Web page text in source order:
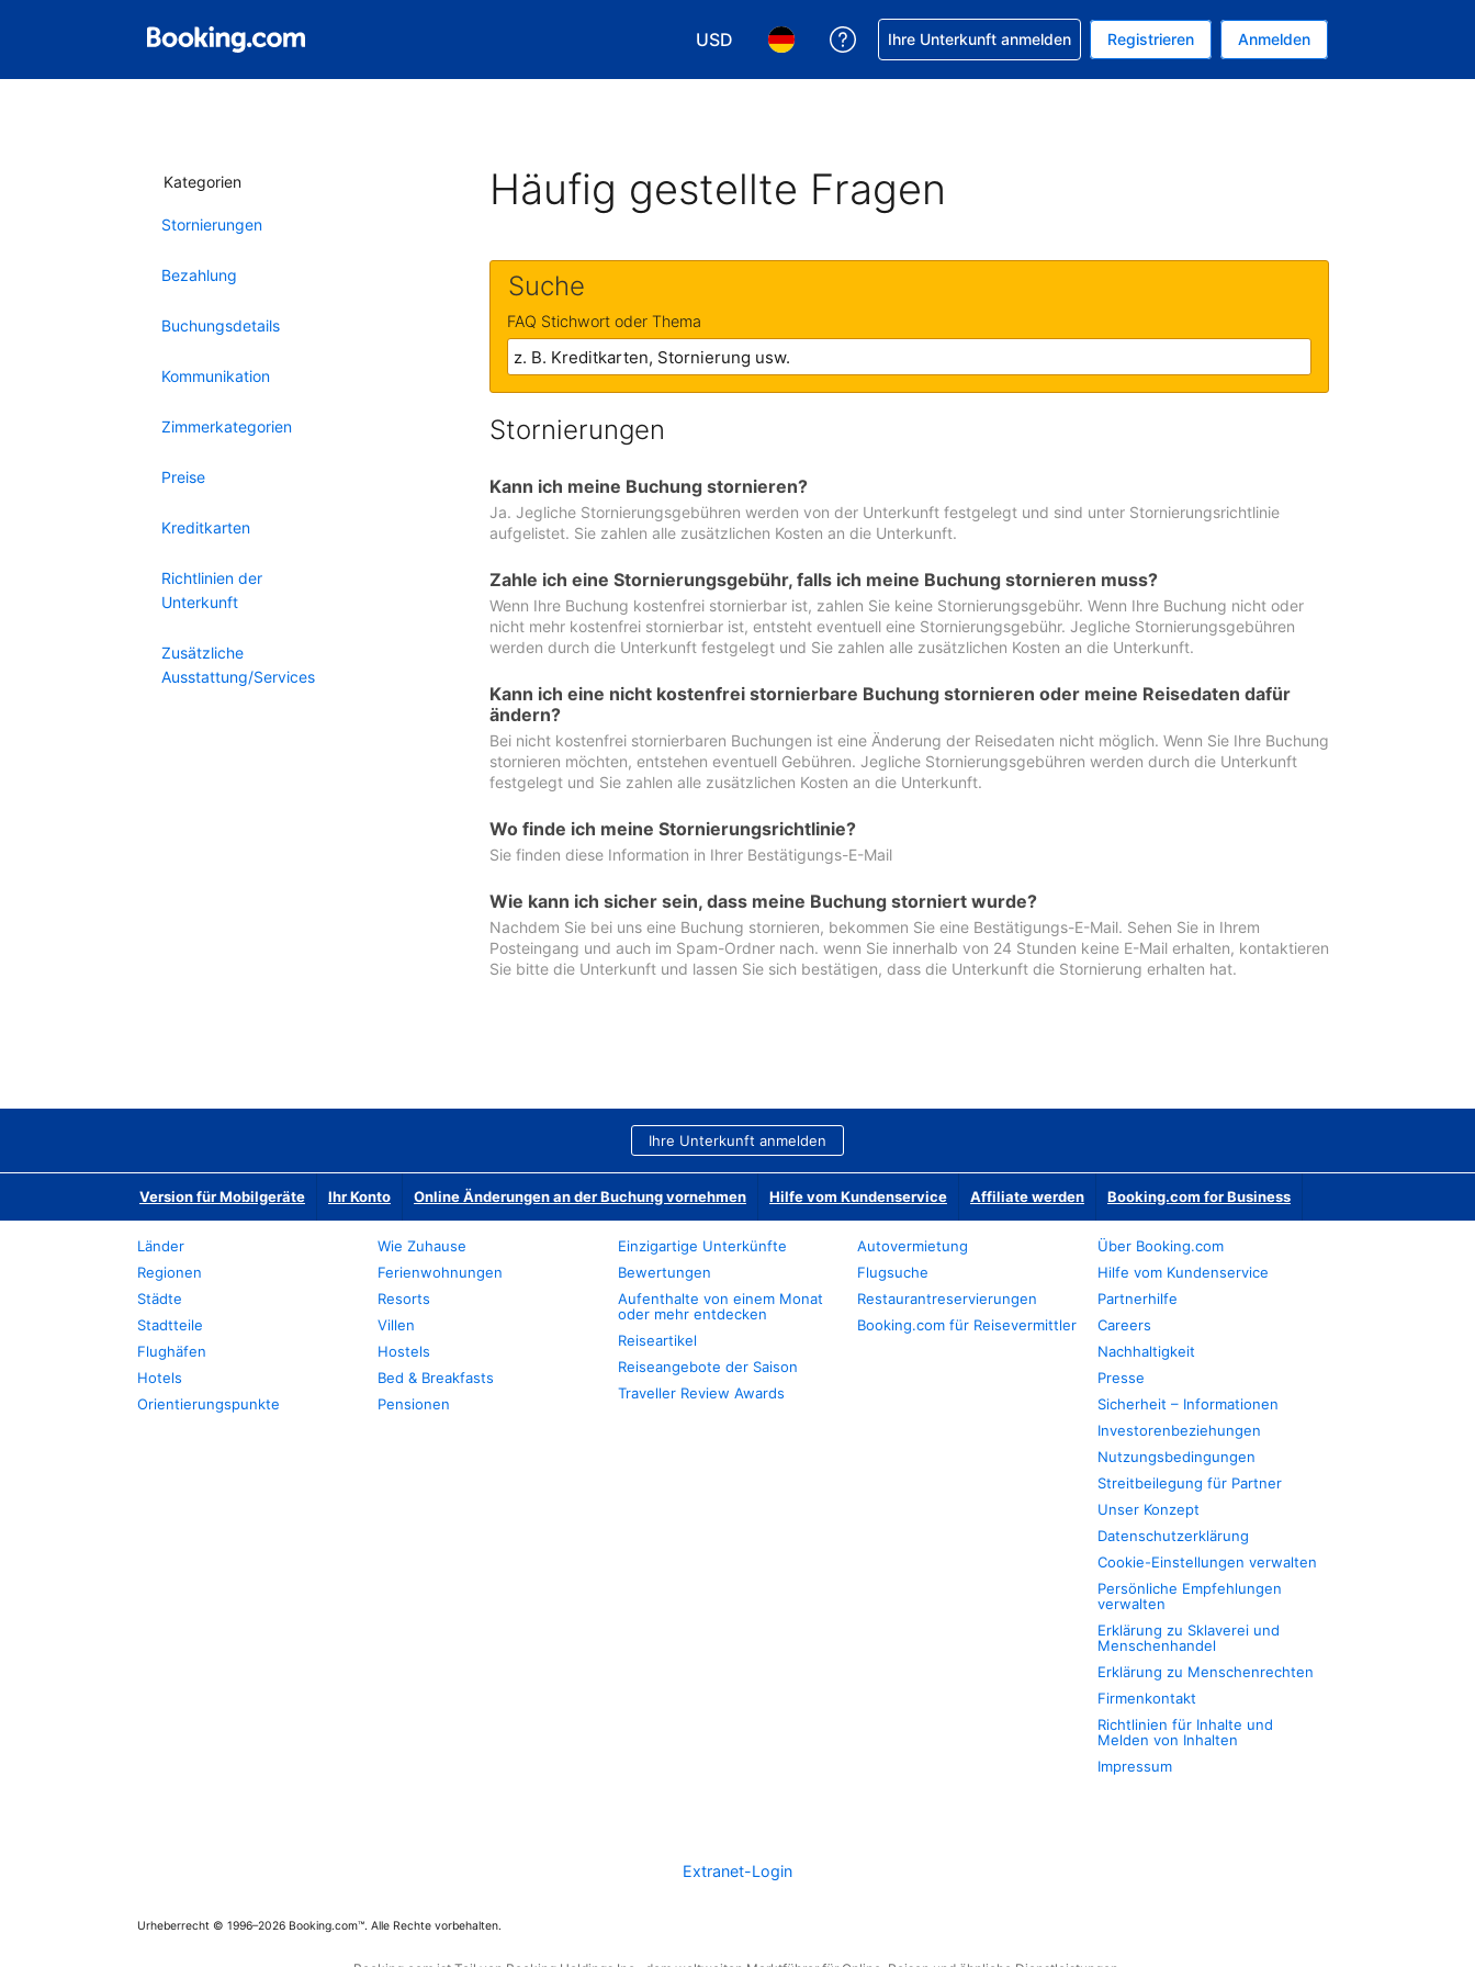
USD
Wählen Sie Ihre Währung. Ihre aktuelle Währung ist US-Dollar
Wählen Sie Ihre Sprache. Ihre aktuelle Sprache ist Deutsch
Hilfe bei Ihrer Buchung erhalten
Ihre Unterkunft anmelden Registrieren Anmelden
Kategorien
Stornierungen
Bezahlung
Buchungsdetails
Kommunikation
Zimmerkategorien
Preise
Kreditkarten
Richtlinien der
Unterkunft
Zusätzliche
Ausstattung/Services
Häufig gestellte Fragen
Suche
FAQ Stichwort oder Thema
Stornierungen
Kann ich meine Buchung stornieren?
Ja. Jegliche Stornierungsgebühren werden von der Unterkunft festgelegt und sind unter Stornierungsrichtlinie
aufgelistet. Sie zahlen alle zusätzlichen Kosten an die Unterkunft.
Zahle ich eine Stornierungsgebühr, falls ich meine Buchung stornieren muss?
Wenn Ihre Buchung kostenfrei stornierbar ist, zahlen Sie keine Stornierungsgebühr. Wenn Ihre Buchung nicht oder
nicht mehr kostenfrei stornierbar ist, entsteht eventuell eine Stornierungsgebühr. Jegliche Stornierungsgebühren
werden durch die Unterkunft festgelegt und Sie zahlen alle zusätzlichen Kosten an die Unterkunft.
Kann ich eine nicht kostenfrei stornierbare Buchung stornieren oder meine Reisedaten dafür
ändern?
Bei nicht kostenfrei stornierbaren Buchungen ist eine Änderung der Reisedaten nicht möglich. Wenn Sie Ihre Buchung
stornieren möchten, entstehen eventuell Gebühren. Jegliche Stornierungsgebühren werden durch die Unterkunft
festgelegt und Sie zahlen alle zusätzlichen Kosten an die Unterkunft.
Wo finde ich meine Stornierungsrichtlinie?
Sie finden diese Information in Ihrer Bestätigungs-E-Mail
Wie kann ich sicher sein, dass meine Buchung storniert wurde?
Nachdem Sie bei uns eine Buchung stornieren, bekommen Sie eine Bestätigungs-E-Mail. Sehen Sie in Ihrem
Posteingang und auch im Spam-Ordner nach. wenn Sie innerhalb von 24 Stunden keine E-Mail erhalten, kontaktieren
Sie bitte die Unterkunft und lassen Sie sich bestätigen, dass die Unterkunft die Stornierung erhalten hat.
Ihre Unterkunft anmelden
Version für Mobilgeräte Ihr Konto Online Änderungen an der Buchung vornehmen Hilfe vom Kundenservice Affiliate werden Booking.com for Business
Länder
Regionen
Städte
Stadtteile
Flughäfen
Hotels
Orientierungspunkte
Wie Zuhause
Ferienwohnungen
Resorts
Villen
Hostels
Bed & Breakfasts
Pensionen
Einzigartige Unterkünfte
Bewertungen
Aufenthalte von einem Monat
oder mehr entdecken
Reiseartikel
Reiseangebote der Saison
Traveller Review Awards
Autovermietung
Flugsuche
Restaurantreservierungen
Booking.com für Reisevermittler
Über Booking.com
Hilfe vom Kundenservice
Partnerhilfe
Careers
Nachhaltigkeit
Presse
Sicherheit – Informationen
Investorenbeziehungen
Nutzungsbedingungen
Streitbeilegung für Partner
Unser Konzept
Datenschutzerklärung
Cookie-Einstellungen verwalten
Persönliche Empfehlungen
verwalten
Erklärung zu Sklaverei und
Menschenhandel
Erklärung zu Menschenrechten
Firmenkontakt
Richtlinien für Inhalte und
Melden von Inhalten
Impressum
Extranet-Login
Urheberrecht © 1996–2026 Booking.com™. Alle Rechte vorbehalten.